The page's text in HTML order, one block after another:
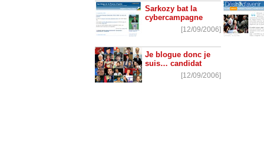
Sarkozy bat la
cybercampagne
[12/09/2006]
Je blogue donc je
suis… candidat
[12/09/2006]